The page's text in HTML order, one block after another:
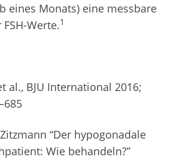
eines Monats) eine messbare
Werte.1
al., BJU International 2016;
“Der hypogonadale
Wie behandeln?”